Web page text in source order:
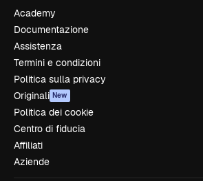
Academy
Documentazione
Assistenza
Termini e condizioni
Politica sulla privacy
Originali New
Politica dei cookie
Centro di fiducia
Affiliati
Aziende